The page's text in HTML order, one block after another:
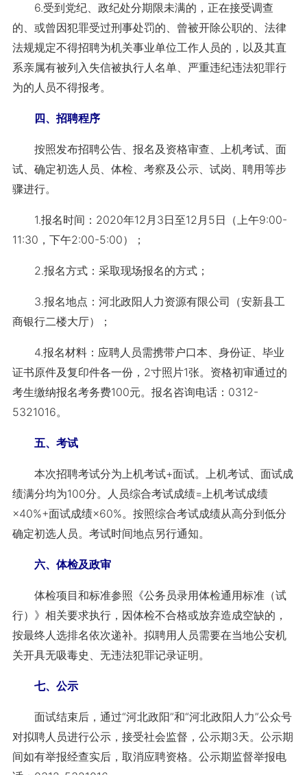
6.受到党纪、政纪处分期限未满的，正在接受调查
的、或曾因犯罪受过刑事处罚的、曾被开除公职的、法律
法规规定不得招聘为机关事业单位工作人员的，以及其直
系亲属有被列入失信被执行人名单、严重违纪违法犯罪行
为的人员不得报考。
四、招聘程序
按照发布招聘公告、报名及资格审查、上机考试、面
试、确定初选人员、体检、考察及公示、试岗、聘用等步
骤进行。
1.报名时间：2020年12月3日至12月5日（上午9:00-
11:30，下午2:00-5:00）；
2.报名方式：采取现场报名的方式；
3.报名地点：河北政阳人力资源有限公司（安新县工
商银行二楼大厅）；
4.报名材料：应聘人员需携带户口本、身份证、毕业
证书原件及复印件各一份，2寸照片1张。资格初审通过的
考生缴纳报名考务费100元。报名咨询电话：0312-
5321016。
五、考试
本次招聘考试分为上机考试+面试。上机考试、面试成
绩满分均为100分。人员综合考试成绩=上机考试成绩
×40%+面试成绩×60%。按照综合考试成绩从高分到低分
确定初选人员。考试时间地点另行通知。
六、体检及政审
体检项目和标准参照《公务员录用体检通用标准（试
行）》相关要求执行，因体检不合格或放弃造成空缺的，
按最终人选排名依次递补。拟聘用人员需要在当地公安机
关开具无吸毒史、无违法犯罪记录证明。
七、公示
面试结束后，通过“河北政阳”和“河北政阳人力”公众号
对拟聘人员进行公示，接受社会监督，公示期3天。公示期
间如有举报经查实后，取消应聘资格。公示期监督举报电